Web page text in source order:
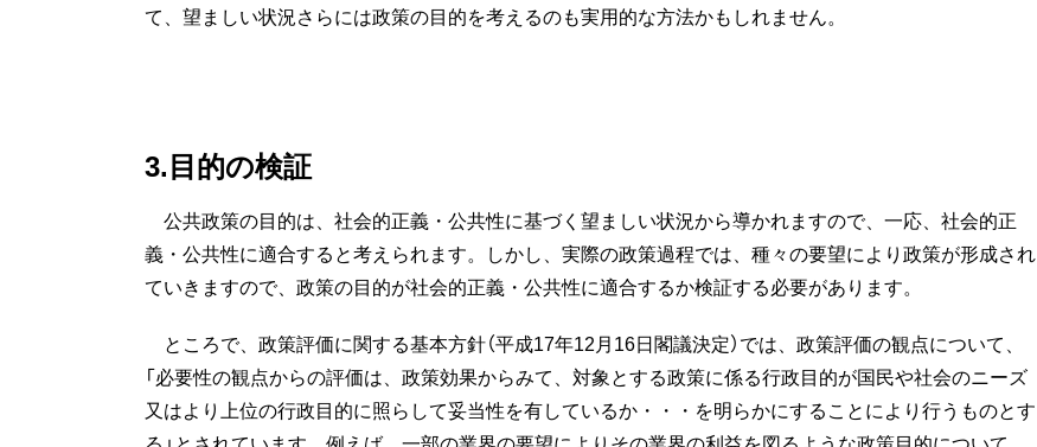
て、望ましい状況さらには政策の目的を考えるのも実用的な方法かもしれません。
3.目的の検証
公共政策の目的は、社会的正義・公共性に基づく望ましい状況から導かれますので、一応、社会的正
義・公共性に適合すると考えられます。しかし、実際の政策過程では、種々の要望により政策が形成され
ていきますので、政策の目的が社会的正義・公共性に適合するか検証する必要があります。
ところで、政策評価に関する基本方針（平成17年12月16日閣議決定）では、政策評価の観点について、
「必要性の観点からの評価は、政策効果からみて、対象とする政策に係る行政目的が国民や社会のニーズ
又はより上位の行政目的に照らして妥当性を有しているか・・・を明らかにすることにより行うものとす